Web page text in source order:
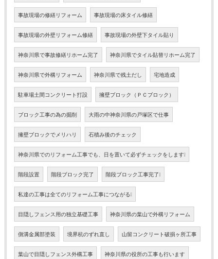
事故現場の修繕リフォーム 事故現場の床タイル修繕
事故現場の外壁リフォーム修繕 事故現場の外壁下タイル貼り
神奈川県で事故修繕リホーム完了 神奈川県でタイル貼替リホーム完了
神奈川県で外構リフォーム 神奈川県で残土だし 宅地造成
駐車場土間コンクリート打設 擁壁ブロック（ＰＣブロック）
ブロック工事の為の掘削 大雨の中神奈川県の戸塚区で仕事
擁壁ブロックでメリハリ 石積み後のチェック
神奈川県でのリフォーム工事でも、日を置いて必ずチェックをします❕
階段設置 階段ブロック完了 階段ブロック工事完了❕
私達の工事は全てのリフォーム工事につながる❕
目隠しフェンス用の独立基礎工事 神奈川県の葉山で外構リフォーム
側溝金属部塗装 境界杭のずれ直し 山留コンクリート破損ヶ所工事
葉山で目隠しフェンス外構工事 神奈川県の役所の工事も行います